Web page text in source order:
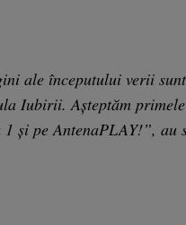
ale începutului verii
Iubirii. Așteptăm
1 și pe AntenaPLAY!”,